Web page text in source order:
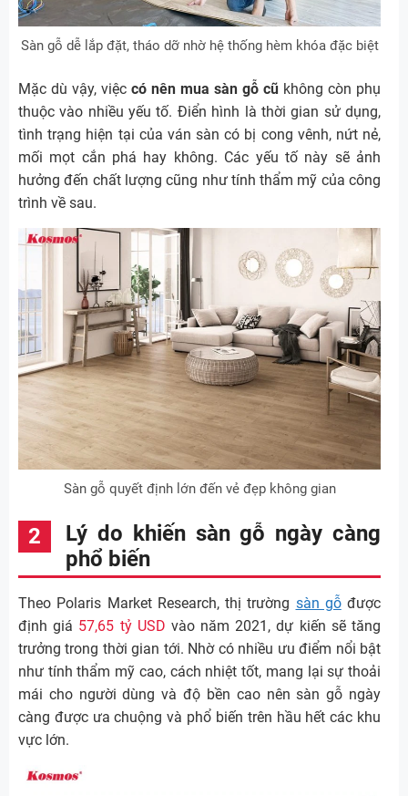
Sàn gỗ dễ lắp đặt, tháo dỡ nhờ hệ thống hèm khóa đặc biệt
Mặc dù vậy, việc có nên mua sàn gỗ cũ không còn phụ
thuộc vào nhiều yếu tố. Điển hình là thời gian sử dụng,
tình trạng hiện tại của ván sàn có bị cong vênh, nứt nẻ,
mối mọt cắn phá hay không. Các yếu tố này sẽ ảnh
hưởng đến chất lượng cũng như tính thẩm mỹ của công
trình về sau.
Sàn gỗ quyết định lớn đến vẻ đẹp không gian
Lý do khiến sàn gỗ ngày càng
phổ biến
Theo Polaris Market Research, thị trường sàn gỗđược
định giá 57,65 tỷ USD vào năm 2021, dự kiến sẽ tăng
trưởng trong thời gian tới. Nhờ có nhiều ưu điểm nổi bật
như tính thẩm mỹ cao, cách nhiệt tốt, mang lại sự thoải
mái cho người dùng và độ bền cao nên sàn gỗ ngày
càng được ưa chuộng và phổ biến trên hầu hết các khu
vực lớn.